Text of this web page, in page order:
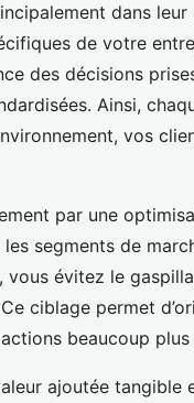
dans
de votre
des décisions
Ainsi,
vos
par une
segments de
vous évitez le
ciblage permet
beaucoup plus
ajoutée tangible